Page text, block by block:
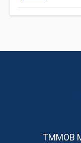
TMMOB